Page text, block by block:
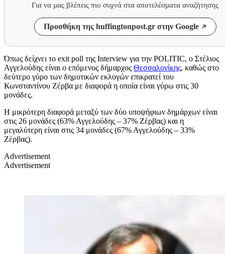
Για να μας βλέπεις πιο συχνά στα αποτελέσματα αναζήτησης
Προσθήκη της huffingtonpost.gr στην Google
Όπως δείχνει το exit poll της Interview για την POLITIC, ο Στέλιος
Αγγελούδης είναι ο επόμενος δήμαρχος Θεσσαλονίκης, καθώς στο
δεύτερο γύρο των δημοτικών εκλογών επικρατεί του
Κωνσταντίνου Ζέρβα με διαφορά η οποία είναι γύρω στις 30
μονάδες.
Η μικρότερη διαφορά μεταξύ των δύο υποψήφιων δημάρχων είναι
στις 26 μονάδες (63% Αγγελούδης – 37% Ζέρβας) και η
μεγαλύτερη είναι στις 34 μονάδες (67% Αγγελούδης – 33%
Ζέρβας).
Advertisement
Advertisement